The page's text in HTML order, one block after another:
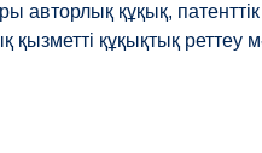
авторлық құқық,
қызметті құқықтық реттеу